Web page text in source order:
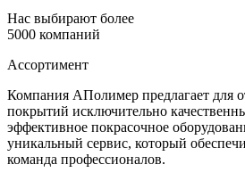
Нас выбирают более
5000 компаний
Ассортимент
Компания АПолимер предлагает для
покрытий исключительно
эффективное покрасочное
уникальный сервис, который
команда профессионалов.